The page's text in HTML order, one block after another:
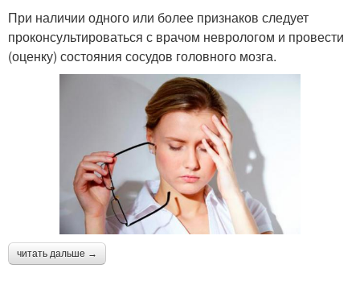
При наличии одного или более признаков следует
проконсультироваться с врачом неврологом и провести
(оценку) состояния сосудов головного мозга.
читать дальше →